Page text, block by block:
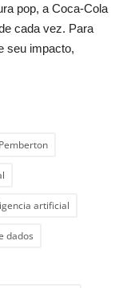
pop, a Coca-Cola
cada vez. Para
seu impacto,
artificial
dados